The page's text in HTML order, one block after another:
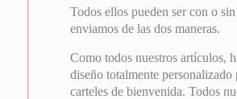
Todos ellos pueden ser con o
enviamos de las dos maneras.
Como todos nuestros artículos,
diseño totalmente personalizado
carteles de bienvenida. Todos